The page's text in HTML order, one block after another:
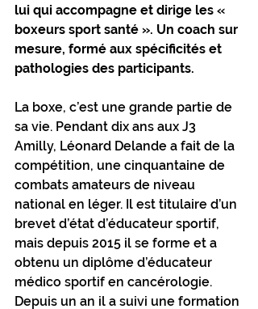
lui qui accompagne et dirige les «
boxeurs sport santé ». Un coach sur
mesure, formé aux spécificités et
pathologies des participants.
La boxe, c’est une grande partie de
sa vie. Pendant dix ans aux J3
Amilly, Léonard Delande a fait de la
compétition, une cinquantaine de
combats amateurs de niveau
national en léger. Il est titulaire d’un
brevet d’état d’éducateur sportif,
mais depuis 2015 il se forme et a
obtenu un diplôme d’éducateur
médico sportif en cancérologie.
Depuis un an il a suivi une formation